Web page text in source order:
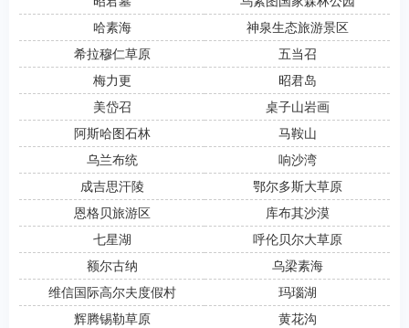
哈素海
神泉生态旅游景区
希拉穆仁草原
五当召
梅力更
昭君岛
美岱召
桌子山岩画
阿斯哈图石林
马鞍山
乌兰布统
响沙湾
成吉思汗陵
鄂尔多斯大草原
恩格贝旅游区
库布其沙漠
七星湖
呼伦贝尔大草原
额尔古纳
乌梁素海
维信国际高尔夫度假村
玛瑙湖
辉腾锡勒草原
黄花沟